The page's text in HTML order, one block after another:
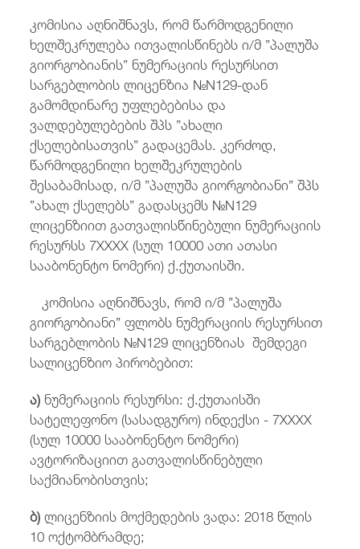
კომისია აღნიშნავს, რომ წარმოდგენილი
ხელშეკრულება ითვალისწინებს ი/მ ”პალუშა
გიორგობიანის” ნუმერაციის რესურსით
სარგებლობის ლიცენზია №N129-დან
გამომდინარე უფლებებისა და
ვალდებულებების შპს ”ახალი
ქსელებისათვის” გადაცემას. კერძოდ,
წარმოდგენილი ხელშეკრულების
შესაბამისად, ი/მ ”პალუშა გიორგობიანი” შპს
”ახალ ქსელებს” გადასცემს №N129
ლიცენზიით გათვალისწინებული ნუმერაციის
რესურსს 7XXXX (სულ 10000 ათი ათასი
სააბონენტო ნომერი) ქ.ქუთაისში.
კომისია აღნიშნავს, რომ ი/მ ”პალუშა
გიორგობიანი” ფლობს ნუმერაციის რესურსით
სარგებლობის №N129 ლიცენზიას შემდეგი
სალიცენზიო პირობებით:
ა)ნუმერაციის რესურსი: ქ.ქუთაისში
სატელეფონო (სასადგურო) ინდექსი - 7XXXX
(სულ 10000 სააბონენტო ნომერი)
ავტორიზაციით გათვალისწინებული
საქმიანობისთვის;
ბ)ლიცენზიის მოქმედების ვადა: 2018 წლის
10 ოქტომბრამდე;